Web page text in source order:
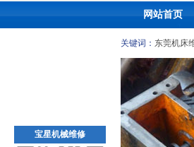
网站首页
关键词： 东莞机床
宝星机械维修